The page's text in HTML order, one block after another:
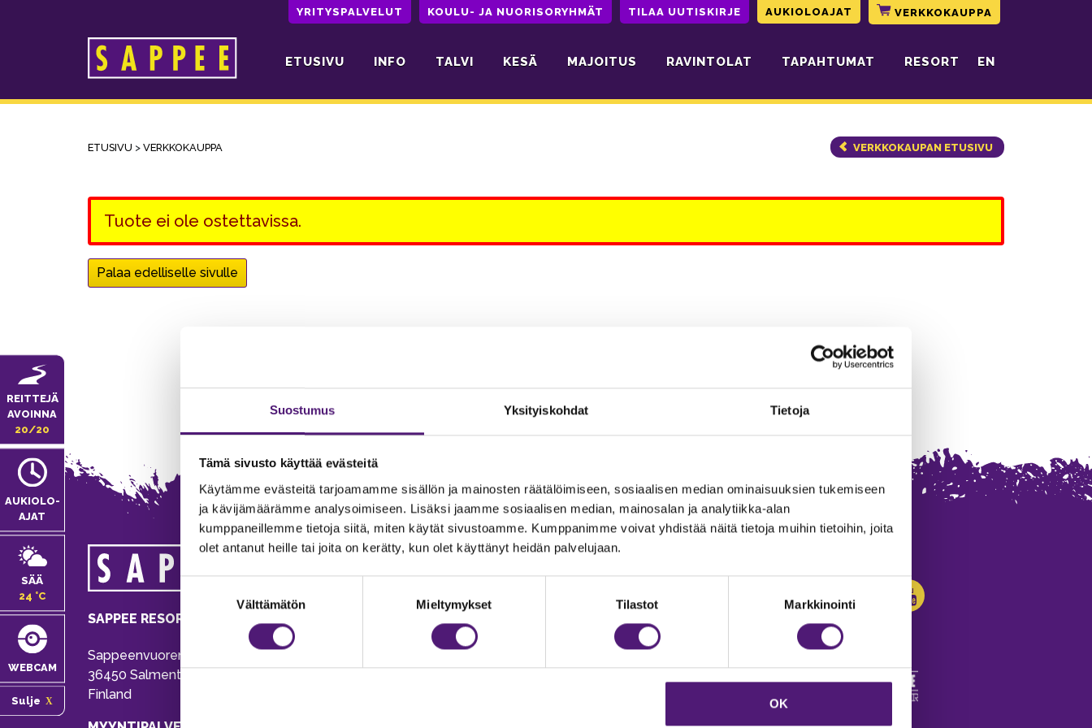
Suostumus Yksityiskohdat Tietoja
Tämä sivusto käyttää evästeitä
Käytämme evästeitä tarjoamamme sisällön ja mainosten räätälöimiseen, sosiaalisen median ominaisuuksien tukemiseen
ja kävijämäärämme analysoimiseen. Lisäksi jaamme sosiaalisen median, mainosalan ja analytiikka-alan
kumppaneillemme tietoja siitä, miten käytät sivustoamme. Kumppanimme voivat yhdistää näitä tietoja muihin tietoihin, joita
olet antanut heille tai joita on kerätty, kun olet käyttänyt heidän palvelujaan.
Välttämätön Mieltymykset Tilastot Markkinointi
OK
YRITYSPALVELUT KOULU- JA NUORISORYHMÄT TILAA UUTISKIRJE AUKIOLOAJAT VERKKOKAUPPA
Päävalikko ETUSIVU INFO TALVI KESÄ MAJOITUS RAVINTOLAT TAPAHTUMAT RESORT EN
REITTEJÄ
AVOINNA
20/20
AUKIOLO­
AJAT
SÄÄ
24 °C
WEBCAM
Sulje
ETUSIVU > VERKKOKAUPPA VERKKOKAUPAN ETUSIVU
Tuote ei ole ostettavissa.
Palaa edelliselle sivulle
SAPPEE RESORT
Sappeenvuorentie 200
36450 Salmentaka, Pälkäne
Finland
MAJOITUS
020 755 9975
majoitus@sappee.fi
Vastuullisuus
Avoimet työpaikat
Anna palautetta
Evästeasetukset